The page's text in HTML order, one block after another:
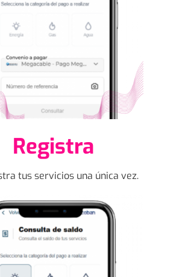
Registra
tus servicios una única vez.